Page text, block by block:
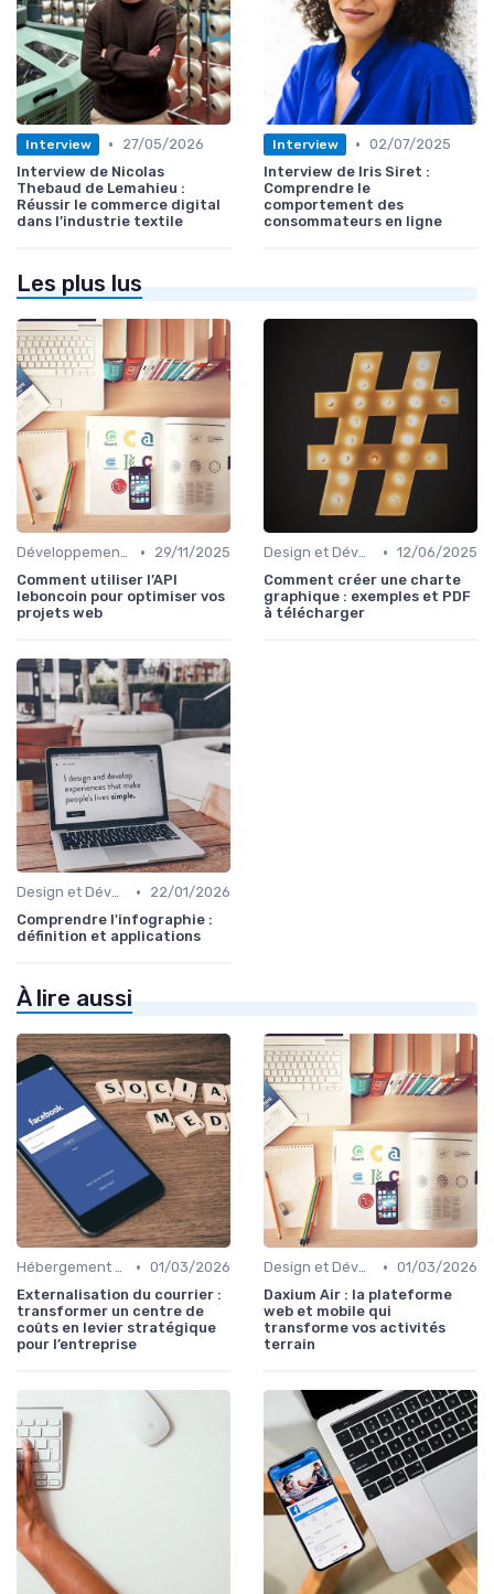
Interview •
27/05/2026
Interview de Nicolas
Thebaud de Lemahieu :
Réussir le commerce digital
dans l’industrie textile
Interview • 02/07/2025
Interview de Iris Siret :
Comprendre le
comportement des
consommateurs en ligne
Les plus lus
Développement Web No-Code/Low-Code •
29/11/2025
Comment utiliser l’API
leboncoin pour optimiser vos
projets web
Design et Développement Web • 12/06/2025
Comment créer une charte
graphique : exemples et PDF
à télécharger
Design et Développement Web •
22/01/2026
Comprendre l'infographie :
définition et applications
À lire aussi
Hébergement et Maintenance Web • 01/03/2026
Externalisation du courrier :
transformer un centre de
coûts en levier stratégique
pour l’entreprise
Design et Développement Web • 01/03/2026
Daxium Air : la plateforme
web et mobile qui
transforme vos activités
terrain